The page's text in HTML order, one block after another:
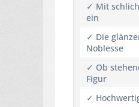
✓ Mit
ein
✓ Die
Noblesse
✓ Ob
Figur
✓